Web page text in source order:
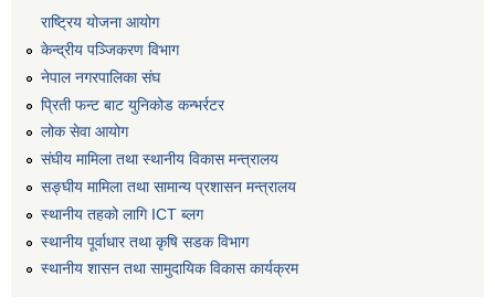
राष्ट्रिय योजना आयोग
केन्द्रीय पञ्जिकरण विभाग
नेपाल नगरपालिका संघ
प्रिती फन्ट बाट युनिकोड कन्भर्रटर
लोक सेवा आयोग
संघीय मामिला तथा स्थानीय विकास मन्त्रालय
सङ्घीय मामिला तथा सामान्य प्रशासन मन्त्रालय
स्थानीय तहको लागि ICT ब्लग
स्थानीय पूर्वाधार तथा कृषि सडक विभाग
स्थानीय शासन तथा सामुदायिक विकास कार्यक्रम